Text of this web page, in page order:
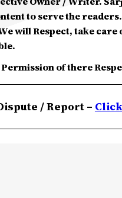
to serve the
will Respect, take care
of there
/ Report – Click